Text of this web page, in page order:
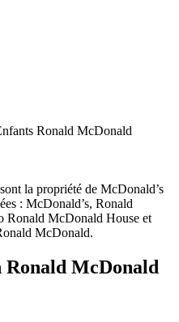
Ronald McDonald
la propriété de McDonald’s
: McDonald’s, Ronald
Ronald McDonald House et
McDonald.
Ronald McDonald